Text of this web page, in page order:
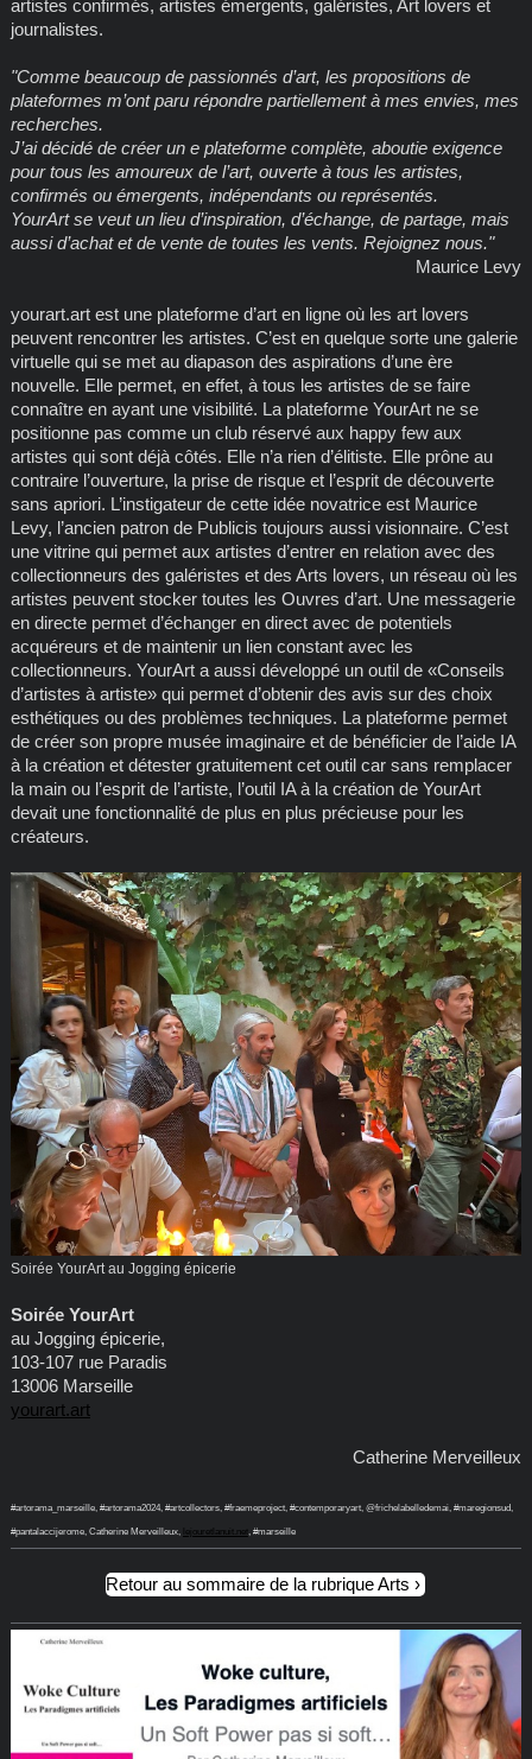
artistes confirmés, artistes émergents, galéristes, Art lovers et
journalistes.
"Comme beaucoup de passionnés d’art, les propositions de
plateformes m’ont paru répondre partiellement à mes envies, mes
recherches.
J’ai décidé de créer un e plateforme complète, aboutie exigence
pour tous les amoureux de l’art, ouverte à tous les artistes,
confirmés ou émergents, indépendants ou représentés.
YourArt se veut un lieu d’inspiration, d’échange, de partage, mais
aussi d’achat et de vente de toutes les vents. Rejoignez nous."
Maurice Levy
yourart.art est une plateforme d’art en ligne où les art lovers
peuvent rencontrer les artistes. C’est en quelque sorte une galerie
virtuelle qui se met au diapason des aspirations d’une ère
nouvelle. Elle permet, en effet, à tous les artistes de se faire
connaître en ayant une visibilité. La plateforme YourArt ne se
positionne pas comme un club réservé aux happy few aux
artistes qui sont déjà côtés. Elle n’a rien d’élitiste. Elle prône au
contraire l’ouverture, la prise de risque et l’esprit de découverte
sans apriori. L’instigateur de cette idée novatrice est Maurice
Levy, l’ancien patron de Publicis toujours aussi visionnaire. C’est
une vitrine qui permet aux artistes d’entrer en relation avec des
collectionneurs des galéristes et des Arts lovers, un réseau où les
artistes peuvent stocker toutes les Ouvres d’art. Une messagerie
en directe permet d’échanger en direct avec de potentiels
acquéreurs et de maintenir un lien constant avec les
collectionneurs. YourArt a aussi développé un outil de «Conseils
d’artistes à artiste» qui permet d’obtenir des avis sur des choix
esthétiques ou des problèmes techniques. La plateforme permet
de créer son propre musée imaginaire et de bénéficier de l’aide IA
à la création et détester gratuitement cet outil car sans remplacer
la main ou l’esprit de l’artiste, l’outil IA à la création de YourArt
devait une fonctionnalité de plus en plus précieuse pour les
créateurs.
Soirée YourArt au Jogging épicerie
Soirée YourArt
au Jogging épicerie,
103-107 rue Paradis
13006 Marseille
yourart.art
Catherine Merveilleux
#artorama_marseille, #artorama2024, #artcollectors, #fraemeproject, #contemporaryart, @frichelabelledemai, #maregionsud,
#pantalaccijerome, Catherine Merveilleux, lejouretlanuit.net, #marseille
Retour au sommaire de la rubrique Arts